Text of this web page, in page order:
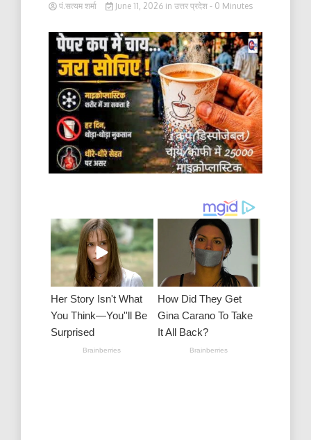
पं.सत्यम शर्मा June 11, 2026 in उत्तर प्रदेश - 0 Minutes